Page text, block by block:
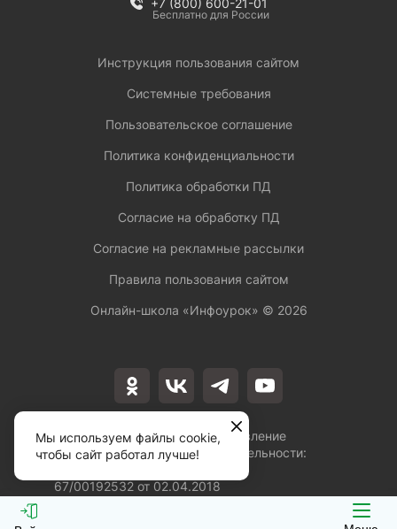
Лицензия на осуществление
образовательной деятельности:
67/00192532 от 02.04.2018
+7 (800) 600-21-01
Бесплатно для России
Инструкция пользования сайтом
Системные требования
Пользовательское соглашение
Политика конфиденциальности
Политика обработки ПД
Согласие на обработку ПД
Согласие на рекламные рассылки
Правила пользования сайтом
Онлайн-школа «Инфоурок» © 2026
Мы используем файлы cookie,
чтобы сайт работал лучше!